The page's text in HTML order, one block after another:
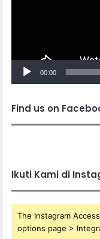
00:00
Find us on
Ikuti Kami di
The Instagram
options page >